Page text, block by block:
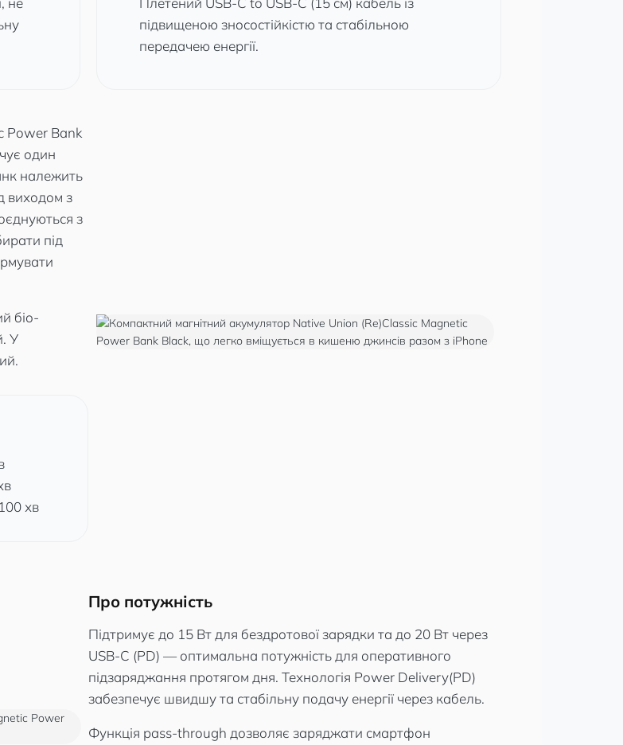
підвищеною зносостійкістю та стабільною
передачею енергії.
Power Bank
один
належить
виходом з
з
під
біо-
У
хв
Про потужність
Підтримує до 15 Вт для бездротової зарядки та до 20 Вт через
USB-C (PD) — оптимальна потужність для оперативного
підзаряджання протягом дня. Технологія Power Delivery(PD)
забезпечує швидшу та стабільну подачу енергії через кабель.
Функція pass-through дозволяє заряджати смартфон